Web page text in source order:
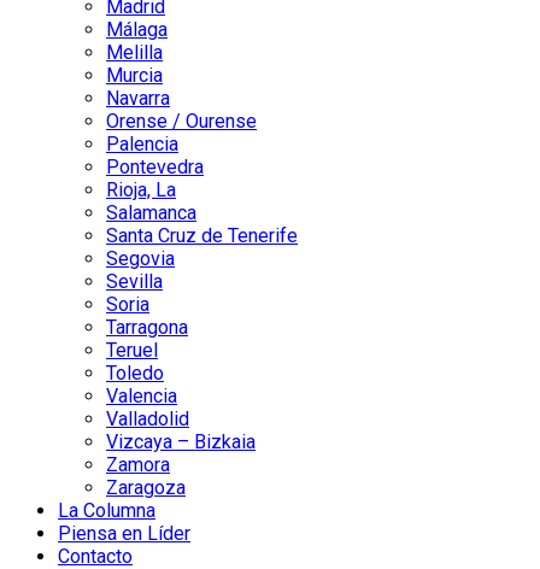
Madrid
Málaga
Melilla
Murcia
Navarra
Orense / Ourense
Palencia
Pontevedra
Rioja, La
Salamanca
Santa Cruz de Tenerife
Segovia
Sevilla
Soria
Tarragona
Teruel
Toledo
Valencia
Valladolid
Vizcaya – Bizkaia
Zamora
Zaragoza
La Columna
Piensa en Líder
Contacto